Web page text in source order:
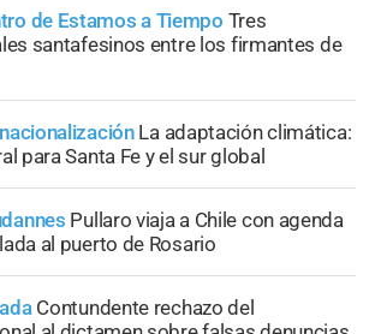
de Estamos a Tiempo Tres
santafesinos entre los firmantes de
La adaptación climática:
para Santa Fe y el sur global
Pullaro viaja a Chile con agenda
al puerto de Rosario
Contundente rechazo del